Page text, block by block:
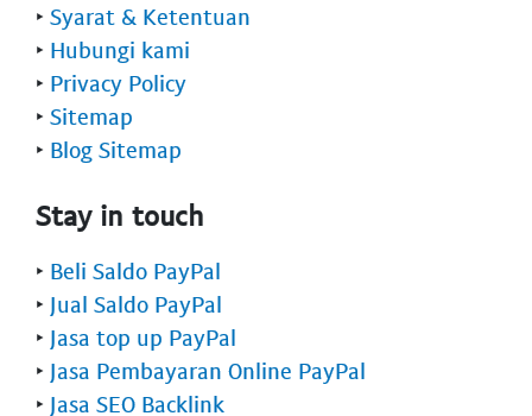
‣ Syarat & Ketentuan
‣ Hubungi kami
‣ Privacy Policy
‣ Sitemap
‣ Blog Sitemap
Stay in touch
‣ Beli Saldo PayPal
‣ Jual Saldo PayPal
‣ Jasa top up PayPal
‣ Jasa Pembayaran Online PayPal
‣ Jasa SEO Backlink